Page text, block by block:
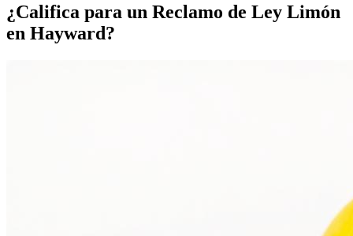
¿Califica para un Reclamo de Ley Limón
en Hayward?